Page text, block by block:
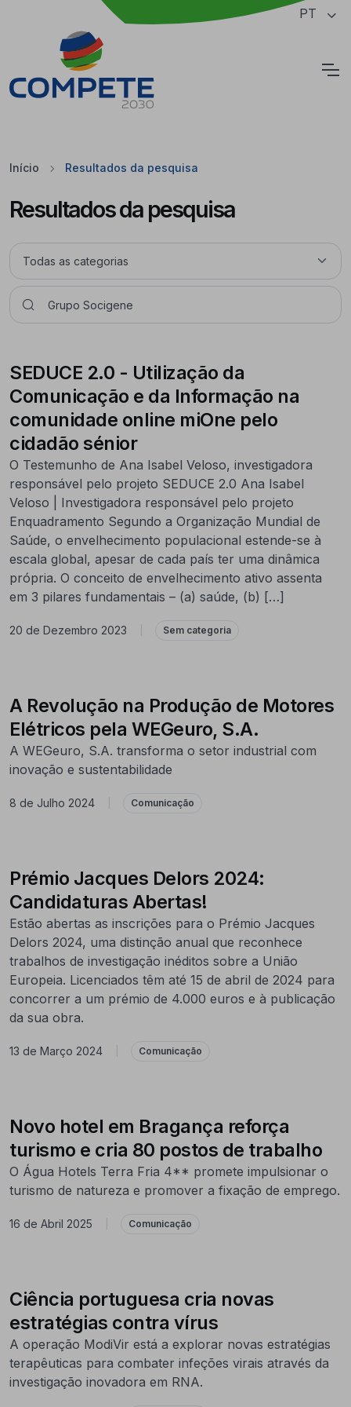
Saltar para o conteúdo principal da página PT
Início Resultados da pesquisa
Resultados da pesquisa
SEDUCE 2.0 - Utilização da
Comunicação e da Informação na
comunidade online miOne pelo
cidadão sénior
O Testemunho de Ana Isabel Veloso, investigadora
responsável pelo projeto SEDUCE 2.0 Ana Isabel
Veloso | Investigadora responsável pelo projeto
Enquadramento Segundo a Organização Mundial de
Saúde, o envelhecimento populacional estende-se à
escala global, apesar de cada país ter uma dinâmica
própria. O conceito de envelhecimento ativo assenta
em 3 pilares fundamentais – (a) saúde, (b) […]
20 de Dezembro 2023 Sem categoria
A Revolução na Produção de Motores
Elétricos pela WEGeuro, S.A.
A WEGeuro, S.A. transforma o setor industrial com
inovação e sustentabilidade
8 de Julho 2024 Comunicação
Prémio Jacques Delors 2024:
Candidaturas Abertas!
Estão abertas as inscrições para o Prémio Jacques
Delors 2024, uma distinção anual que reconhece
trabalhos de investigação inéditos sobre a União
Europeia. Licenciados têm até 15 de abril de 2024 para
concorrer a um prémio de 4.000 euros e à publicação
da sua obra.
13 de Março 2024 Comunicação
Novo hotel em Bragança reforça
turismo e cria 80 postos de trabalho
O Água Hotels Terra Fria 4** promete impulsionar o
turismo de natureza e promover a fixação de emprego.
16 de Abril 2025 Comunicação
Ciência portuguesa cria novas
estratégias contra vírus
A operação ModiVir está a explorar novas estratégias
terapêuticas para combater infeções virais através da
investigação inovadora em RNA.